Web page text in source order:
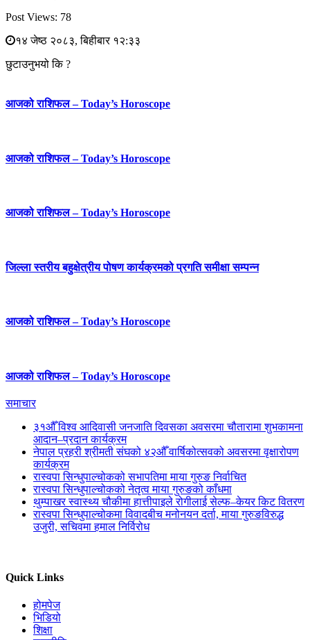
Post Views: 78
१४ जेष्ठ २०८३, बिहीबार १२:३३
छुटाउनुभयो कि ?
आजको राशिफल – Today’s Horoscope
आजको राशिफल – Today’s Horoscope
आजको राशिफल – Today’s Horoscope
जिल्ला स्तरीय बहुक्षेत्रीय पोषण कार्यक्रमको प्रगति समीक्षा सम्पन्न
आजको राशिफल – Today’s Horoscope
आजको राशिफल – Today’s Horoscope
समाचार
३१औँ विश्व आदिवासी जनजाति दिवसका अवसरमा चौतारामा शुभकामना
आदान–प्रदान कार्यक्रम
नेपाल प्रहरी श्रीमती संघको ४२औँ वार्षिकोत्सवको अवसरमा वृक्षारोपण
कार्यक्रम
रास्वपा सिन्धुपाल्चोकको सभापतिमा माया गुरुङ निर्वाचित
रास्वपा सिन्धुपाल्चोकको नेतृत्व माया गुरुङको काँधमा
थुम्पाखर स्वास्थ्य चौकीमा हात्तीपाइले रोगीलाई सेल्फ–केयर किट वितरण
रास्वपा सिन्धुपाल्चोकमा विवादबीच मनोनयन दर्ता, माया गुरुङविरुद्ध
उजुरी, सचिवमा हमाल निर्विरोध
Quick Links
होमपेज
भिडियो
शिक्षा